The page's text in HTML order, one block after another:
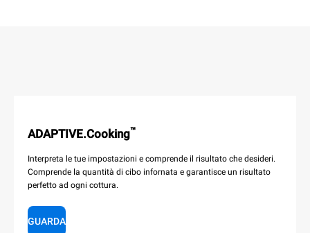
ADAPTIVE.Cooking™
Interpreta le tue impostazioni e comprende il risultato che desideri.
Comprende la quantità di cibo infornata e garantisce un risultato
perfetto ad ogni cottura.
GUARDA